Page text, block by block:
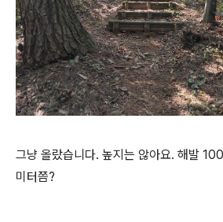
그냥 올랐습니다. 높지는 않아요. 해발
미터쯤?